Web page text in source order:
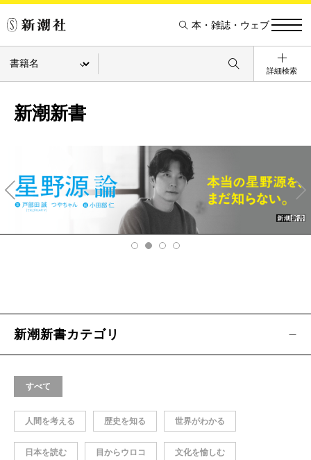
本・雑誌・ウェブ
詳細検索
新潮新書
v
Ne
xt
新潮新書カテゴリ
すべて
人間を考える 歴史を知る 世界がわかる
日本を読む 目からウロコ 文化を愉しむ